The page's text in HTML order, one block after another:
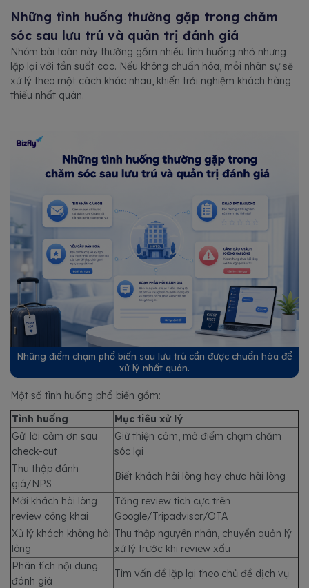
Những tình huống thường gặp trong chăm
sóc sau lưu trú và quản trị đánh giá
Nhóm bài toán này thường gồm nhiều tình huống nhỏ nhưng
lặp lại với tần suất cao. Nếu không chuẩn hóa, mỗi nhân sự sẽ
xử lý theo một cách khác nhau, khiến trải nghiệm khách hàng
thiếu nhất quán.
Những điểm chạm phổ biến sau lưu trú cần được chuẩn hóa để
xử lý nhất quán.
Một số tình huống phổ biến gồm:
Tình huống
Mục tiêu xử lý
Gửi lời cảm ơn sau
check-out
Giữ thiện cảm, mở điểm chạm chăm
sóc lại
Thu thập đánh
giá/NPS
Biết khách hài lòng hay chưa hài lòng
Mời khách hài lòng
review công khai
Tăng review tích cực trên
Google/Tripadvisor/OTA
Xử lý khách không hài
lòng
Thu thập nguyên nhân, chuyển quản lý
xử lý trước khi review xấu
Phân tích nội dung
đánh giá
Tìm vấn đề lặp lại theo chủ đề dịch vụ